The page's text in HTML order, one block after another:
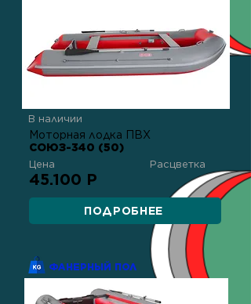
В наличии
Моторная лодка ПВХ
СОЮЗ-340 (50)
Цена Расцветка
45.100 Р
ПОДРОБНЕЕ
ФАНЕРНЫЙ ПОЛ